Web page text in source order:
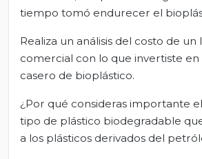
tiempo tomó endurecer el
Realiza un análisis del costo de un
comercial con lo que invertiste
casero de bioplástico.
¿Por qué consideras importante
tipo de plástico biodegradable
a los plásticos derivados del